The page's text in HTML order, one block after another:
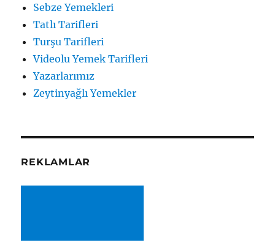
Sebze Yemekleri
Tatlı Tarifleri
Turşu Tarifleri
Videolu Yemek Tarifleri
Yazarlarımız
Zeytinyağlı Yemekler
REKLAMLAR